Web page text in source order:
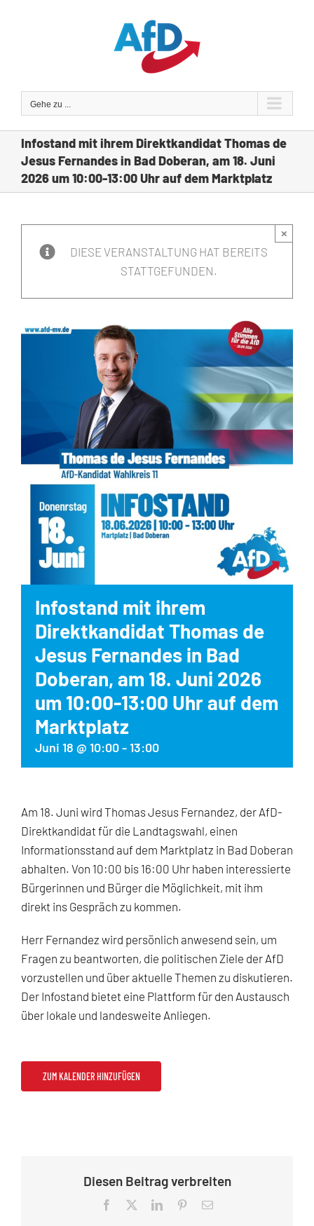
Gehe zu ...
Infostand mit ihrem Direktkandidat Thomas de
Jesus Fernandes in Bad Doberan, am 18. Juni
2026 um 10:00-13:00 Uhr auf dem Marktplatz
DIESE VERANSTALTUNG HAT BEREITS
STATTGEFUNDEN.
×
Infostand mit ihrem
Direktkandidat Thomas de
Jesus Fernandes in Bad
Doberan, am 18. Juni 2026
um 10:00-13:00 Uhr auf dem
Marktplatz
Juni 18 @ 10:00-13:00
Am 18. Juni wird Thomas Jesus Fernandez, der AfD-
Direktkandidat für die Landtagswahl, einen
Informationsstand auf dem Marktplatz in Bad Doberan
abhalten. Von 10:00 bis 16:00 Uhr haben interessierte
Bürgerinnen und Bürger die Möglichkeit, mit ihm
direkt ins Gespräch zu kommen.
Herr Fernandez wird persönlich anwesend sein, um
Fragen zu beantworten, die politischen Ziele der AfD
vorzustellen und über aktuelle Themen zu diskutieren.
Der Infostand bietet eine Plattform für den Austausch
über lokale und landesweite Anliegen.
ZUM KALENDER HINZUFÜGEN
Diesen Beitrag verbreiten
Facebook LinkedInPinterest
E-